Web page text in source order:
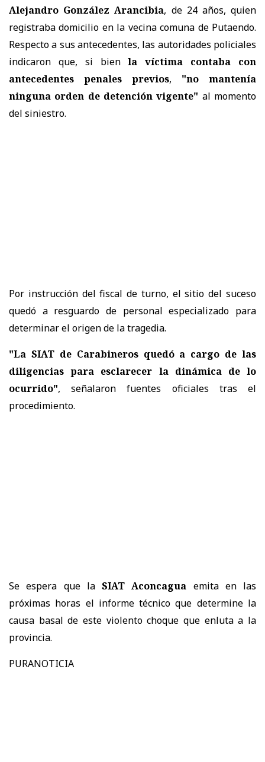
Alejandro González Arancibia, de 24 años, quien
registraba domicilio en la vecina comuna de Putaendo.
Respecto a sus antecedentes, las autoridades policiales
indicaron que, si bienla víctima contaba con
antecedentes penales previos, "no mantenía
ninguna orden de detención vigente" al momento
del siniestro.
Por instrucción del fiscal de turno, el sitio del suceso
quedó a resguardo de personal especializado para
determinar el origen de la tragedia.
"La SIAT de Carabineros quedó a cargo de las
diligencias para esclarecer la dinámica de lo
ocurrido", señalaron fuentes oficiales tras el
procedimiento.
Se espera que la SIAT Aconcagua emita en las
próximas horas el informe técnico que determine la
causa basal de este violento choque que enluta a la
provincia.
PURANOTICIA